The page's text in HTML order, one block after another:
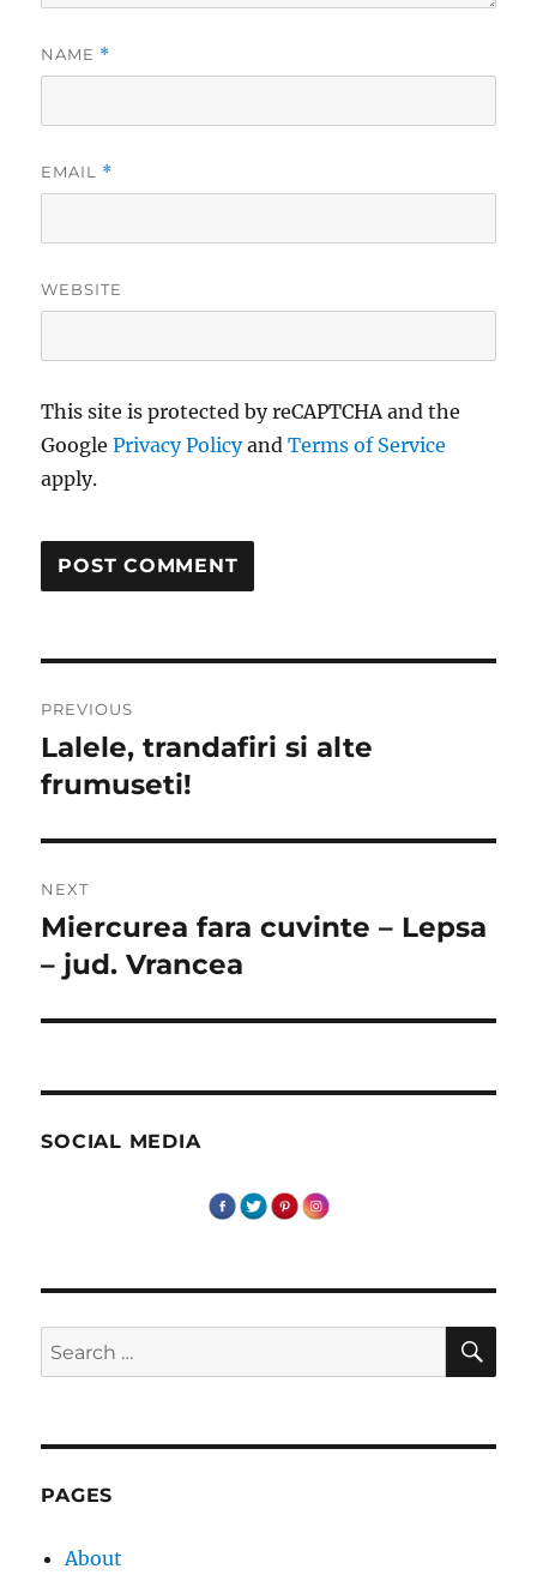
NAME *
EMAIL *
WEBSITE
This site is protected by reCAPTCHA and the
GooglePrivacy PolicyandTerms of Service
apply.
navigation
PREVIOUS
Previous
post:
Lalele, trandafiri si alte
frumuseti!
NEXT
Next
post:
Miercurea fara cuvinte – Lepsa
– jud. Vrancea
SOCIAL MEDIA
Search
for:
PAGES
About